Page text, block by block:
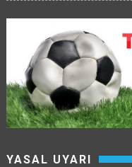
YASAL UYARI